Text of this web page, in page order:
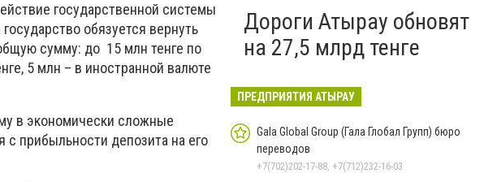
государственной системы
обязуется вернуть
сумму: до 15 млн тенге по
5 млн – в иностранной валюте
в экономически сложные
прибыльности депозита на его
Дороги Атырау обновят
на 27,5 млрд тенге
ПРЕДПРИЯТИЯ АТЫРАУ
Gala Global Group (Гала Глобал Групп) бюро
переводов
+7(702)202-17-88, +7(712)232-16-03